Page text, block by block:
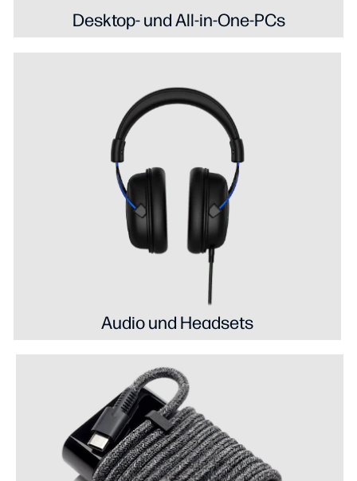
Desktop- und All-in-One-PCs
Audio und Headsets